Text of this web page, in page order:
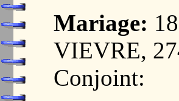
Mariage:
VIEVRE,
Conjoint: